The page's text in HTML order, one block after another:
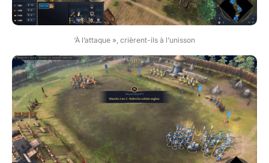
‘À l’attaque », crièrent-ils à l’unisson